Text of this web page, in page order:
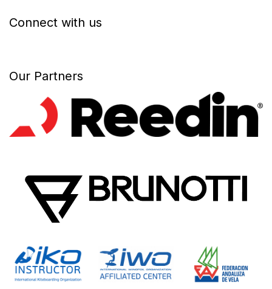
Connect with us
Our Partners